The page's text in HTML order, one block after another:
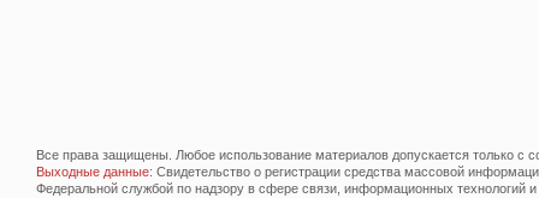
Все права защищены. Любое использование материалов допускается только с
Выходные данные: Свидетельство о регистрации средства массовой
Федеральной службой по надзору в сфере связи, информационных технологий